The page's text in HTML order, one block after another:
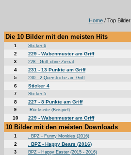
Home/ Top Bilder
Die 10 Bilder mit den meisten Hits
1 Sticker 6
2 229 - Wabenmuster am Griff
3 228 - Griff ohne Zierrat
4 231 - 13 Punkte am Griff
5 230 - 2 Querstriche am Griff
6 Sticker 4
7 Sticker 5
8 227 - 8 Punkte am Griff
9 .Rückseite (Beispiel)
10 229 - Wabenmuster am Griff
10 Bilder mit den meisten Downloads
1 . BPZ - Funny Monkies (2016)
2 . BPZ - Happy Bears (2016)
3 BPZ - Happy Easter (2015 - 2016)